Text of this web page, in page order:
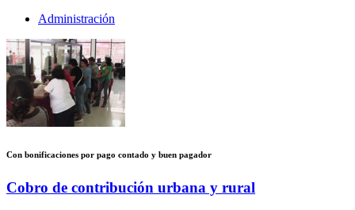
Administración
Con bonificaciones por pago contado y buen pagador
Cobro de contribución urbana y rural